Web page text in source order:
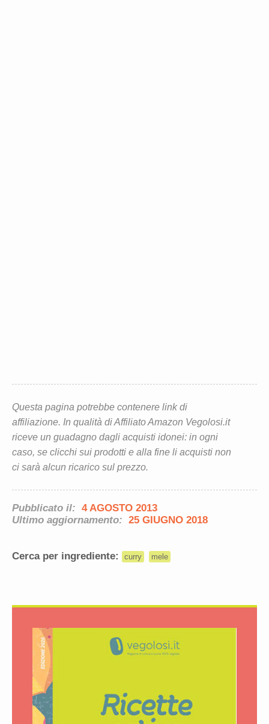
Questa pagina potrebbe contenere link di
affiliazione. In qualità di Affiliato Amazon Vegolosi.it
riceve un guadagno dagli acquisti idonei: in ogni
caso, se clicchi sui prodotti e alla fine li acquisti non
ci sarà alcun ricarico sul prezzo.
Pubblicato il: 4 AGOSTO 2013
Ultimo aggiornamento: 25 GIUGNO 2018
Cerca per ingrediente: curry mele